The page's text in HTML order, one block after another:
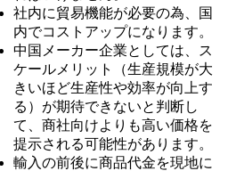
社内に貿易機能が必要の為、国
内でコストアップになります。
中国メーカー企業としては、ス
ケールメリット（生産規模が大
きいほど生産性や効率が向上す
る）が期待できないと判断し
て、商社向けよりも高い価格を
提示される可能性があります。
輸入の前後に商品代金を現地に